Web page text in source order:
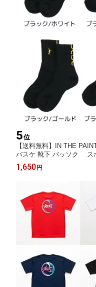
5位
【送料無料】IN THE
バスケ 靴下 バッソク ス
1,650円